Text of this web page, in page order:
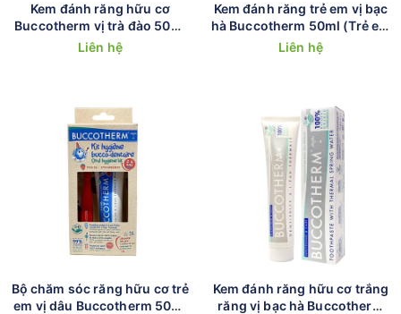
Kem đánh răng hữu cơ
Buccotherm vị trà đào 50ml
(Từ 7-12 tuổi)
Liên hệ
Kem đánh răng trẻ em vị bạc
hà Buccotherm 50ml (Trẻ em
7-12 tuổi)
Liên hệ
Bộ chăm sóc răng hữu cơ trẻ
em vị dâu Buccotherm 50ml
Kem đánh răng hữu cơ trắng
răng vị bạc hà Buccotherm